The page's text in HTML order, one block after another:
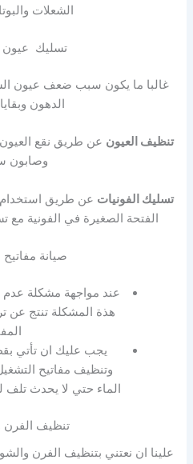
الشعلات
تسليك عيون
غالبا ما يكون سبب ضعف عيون
الدهون
تنظيف العيون عن طريق نقع
وصابون
تسليك الفونيات عن طريق استخدام
الفتحة الصغيرة في الفونية مع
صيانة
عند مواجهة مشكلة عدم
هذة المشكلة تنتج عن
يجب عليك ان تأتي
وتنظيف مفاتيح
الماء حتي لا يحدث تلف
تنظيف الفرن
علينا ان نعتني بتنظيف الفرن